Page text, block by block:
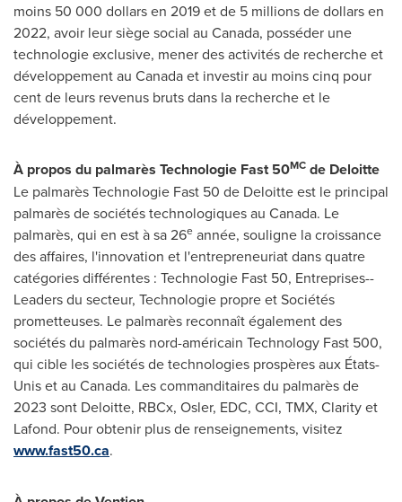
moins 50 000 dollarsen 2019 etde 5 millions de dollars en
2022, avoir leur siège social au Canada, posséder une
technologie exclusive, mener des activités de recherche et
développement au Canada et investir au moins cinq pour
cent de leurs revenus bruts dans la recherche et le
développement.
À propos du palmarès Technologie Fast 50MC de Deloitte
Le palmarès Technologie Fast 50 de Deloitte est le principal
palmarès de sociétés technologiques au Canada. Le
palmarès, qui en est à sa 26e année, souligne la croissance
des affaires, l'innovation et l'entrepreneuriat dans quatre
catégories différentes : Technologie Fast 50, Entreprises--
Leaders du secteur, Technologie propre et Sociétés
prometteuses. Le palmarès reconnaît également des
sociétés du palmarès nord-américain Technology Fast 500,
qui cible les sociétés de technologies prospères aux États-
Unis et au Canada. Les commanditaires du palmarès de
2023 sont Deloitte, RBCx, Osler, EDC, CCI, TMX, Clarity et
Lafond. Pour obtenir plus de renseignements, visitez
www.fast50.ca.